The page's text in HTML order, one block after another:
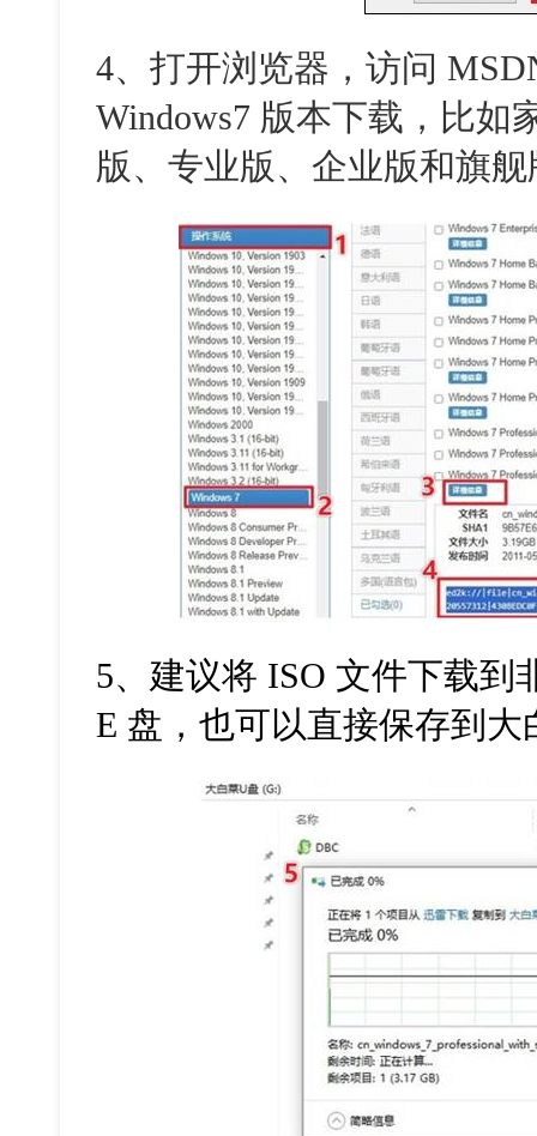
4、打开浏览器，访问
Windows7 版本下载，比如
版、专业版、企业版和旗
5、建议将 ISO 文件下载到
E 盘，也可以直接保存到大